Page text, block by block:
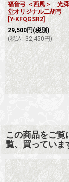
福音弓 ＜西風＞ 光舜
堂オリジナル二胡弓
[Y-KFQGSR2]
29,500円 (税別)
(税込 : 32,450 円)
この商品をご覧
覧、買っていま